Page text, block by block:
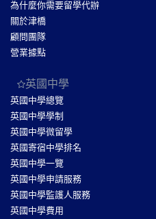
為什麼你需要留學代辦
關於津橋
顧問團隊
營業據點
英國中學
英國中學總覽
英國中學學制
英國中學微留學
英國寄宿中學排名
英國中學一覽
英國中學申請服務
英國中學監護人服務
英國中學費用